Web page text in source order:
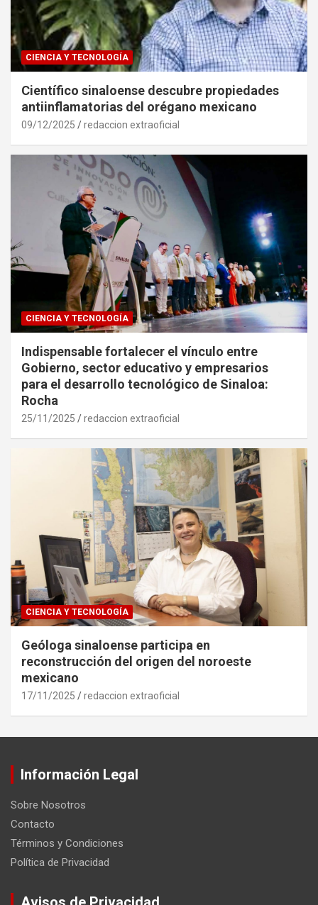
CIENCIA Y TECNOLOGÍA
Científico sinaloense descubre propiedades
antiinflamatorias del orégano mexicano
09/12/2025 redaccion extraoficial
CIENCIA Y TECNOLOGÍA
Indispensable fortalecer el vínculo entre
Gobierno, sector educativo y empresarios
para el desarrollo tecnológico de Sinaloa:
Rocha
25/11/2025 redaccion extraoficial
CIENCIA Y TECNOLOGÍA
Geóloga sinaloense participa en
reconstrucción del origen del noroeste
mexicano
17/11/2025 redaccion extraoficial
Información Legal
Sobre Nosotros
Contacto
Términos y Condiciones
Política de Privacidad